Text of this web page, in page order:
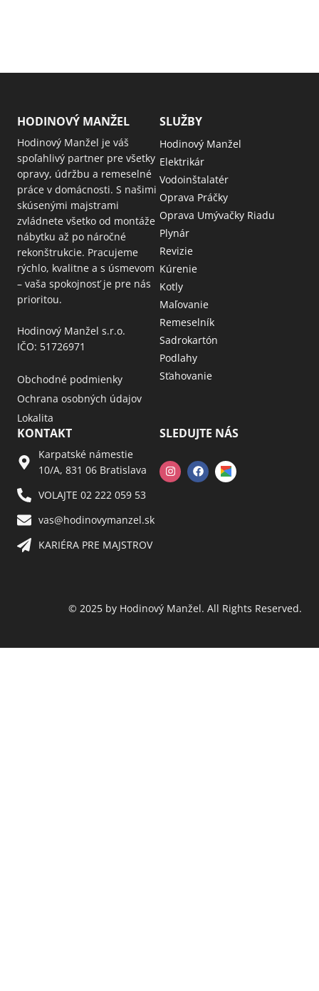
HODINOVÝ MANŽEL
Hodinový Manžel je váš
spoľahlivý partner pre všetky
opravy, údržbu a remeselné
práce v domácnosti. S našimi
skúsenými majstrami
zvládnete všetko od montáže
nábytku až po náročné
rekonštrukcie. Pracujeme
rýchlo, kvalitne a s úsmevom
– vaša spokojnosť je pre nás
prioritou.
Hodinový Manžel s.r.o.
IČO: 51726971
Obchodné podmienky
Ochrana osobných údajov
Lokalita
SLUŽBY
Hodinový Manžel
Elektrikár
Vodoinštalatér
Oprava Práčky
Oprava Umývačky Riadu
Plynár
Revizie
Kúrenie
Kotly
Maľovanie
Remeselník
Sadrokartón
Podlahy
Sťahovanie
KONTAKT
Karpatské námestie
10/A, 831 06 Bratislava
VOLAJTE 02 222 059 53​
vas@hodinovymanzel.sk​
KARIÉRA PRE MAJSTROV​
SLEDUJTE NÁS
© 2025 by Hodinový Manžel. All Rights Reserved.